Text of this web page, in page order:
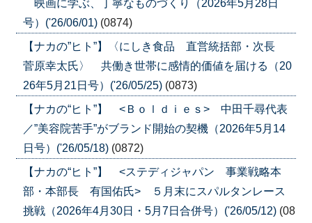
映画に学ぶ、丁寧なものづくり（2026年5月28日
号）('26/06/01) (0874)
【ナカの”ヒト”】〈にしき食品 直営統括部・次長
菅原幸太氏〉 共働き世帯に感情的価値を届ける（20
26年5月21日号）('26/05/25) (0873)
【ナカの“ヒト”】 <Ｂｏｌｄｉｅｓ> 中田千尋代表
／”美容院苦手”がブランド開始の契機（2026年5月14
日号）('26/05/18) (0872)
【ナカの“ヒト”】 <ステディジャパン 事業戦略本
部・本部長 有国佑氏> ５月末にスパルタンレース
挑戦（2026年4月30日・5月7日合併号）('26/05/12) (08